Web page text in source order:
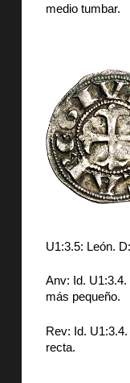
medio tumbar.
U1:3.5: León.
Anv: Id.
más pequeño.
Rev: Id.
recta.